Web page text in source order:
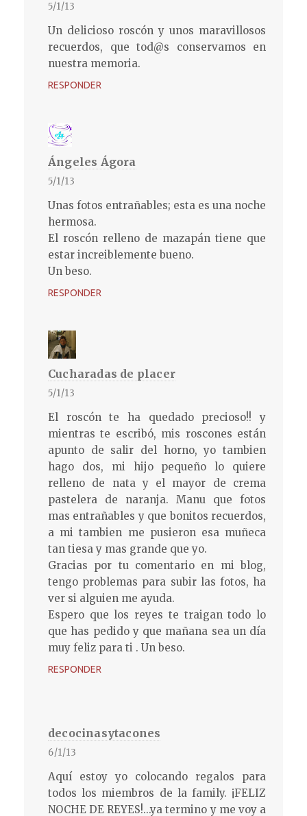
5/1/13
Un delicioso roscón y unos maravillosos
recuerdos, que tod@s conservamos en
nuestra memoria.
RESPONDER
Ángeles Ágora
5/1/13
Unas fotos entrañables; esta es una noche
hermosa.
El roscón relleno de mazapán tiene que
estar increiblemente bueno.
Un beso.
RESPONDER
Cucharadas de placer
5/1/13
El roscón te ha quedado precioso!! y
mientras te escribó, mis roscones están
apunto de salir del horno, yo tambien
hago dos, mi hijo pequeño lo quiere
relleno de nata y el mayor de crema
pastelera de naranja. Manu que fotos
mas entrañables y que bonitos recuerdos,
a mi tambien me pusieron esa muñeca
tan tiesa y mas grande que yo.
Gracias por tu comentario en mi blog,
tengo problemas para subir las fotos, ha
ver si alguien me ayuda.
Espero que los reyes te traigan todo lo
que has pedido y que mañana sea un día
muy feliz para ti . Un beso.
RESPONDER
decocinasytacones
6/1/13
Aquí estoy yo colocando regalos para
todos los miembros de la family. ¡FELIZ
NOCHE DE REYES!...ya termino y me voy a